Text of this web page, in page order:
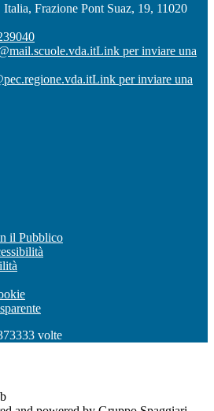
Frazione Pont Suaz, 19, 11020
Link per inviare una
Link per inviare una
il Pubblico
volte